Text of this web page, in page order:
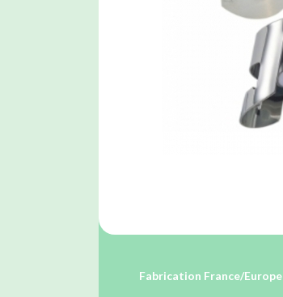
Fabrication France/Europe